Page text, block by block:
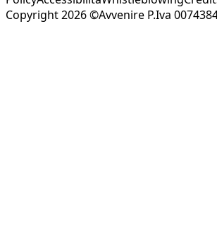
Copyright 2026 ©Avvenire P.Iva